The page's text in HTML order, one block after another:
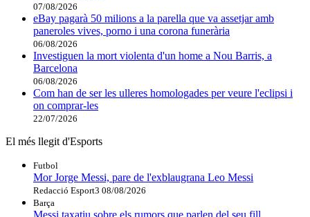
07/08/2026
eBay pagarà 50 milions a la parella que va assetjar amb
paneroles vives, porno i una corona funerària
06/08/2026
Investiguen la mort violenta d'un home a Nou Barris, a
Barcelona
06/08/2026
Com han de ser les ulleres homologades per veure l'eclipsi i
on comprar-les
22/07/2026
El més llegit d'Esports
Futbol
Mor Jorge Messi, pare de l'exblaugrana Leo Messi
Redacció Esport3 08/08/2026
Barça
Messi taxatiu sobre els rumors que parlen del seu fill